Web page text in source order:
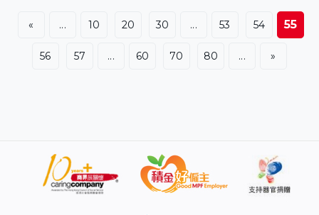
節嚴重」，須判監五年以上，呂世瑜最終只獲減刑半年。
他不服上訴，終審法院五名本地法官一致駁回，說如果港
區國安法與本地法律不一致要優先採用國安法，當中的刑
嚴重」，呂世瑜的量刑須介乎五至十年。法院可有酌情權
考慮認罪等因素減刑，但不能減至低過下限的五年。除非
三種減刑因素適用，法官就要先暫定處罰，再考慮被告是
« ... 10 20 30 ... 53 54 55
56 57 ... 60 70 80 ... »